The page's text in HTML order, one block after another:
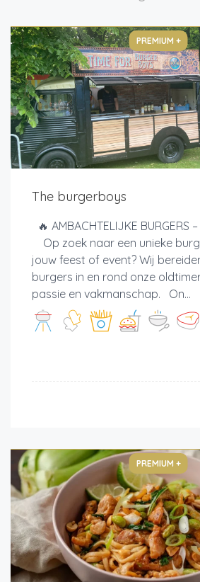
PREMIUM +
The burgerboys
🔥 AMBACHTELIJKE BURGERS
Op zoek naar een unieke
jouw feest of event? Wij
burgers in en rond onze
passie en vakmanschap. On...
PREMIUM +